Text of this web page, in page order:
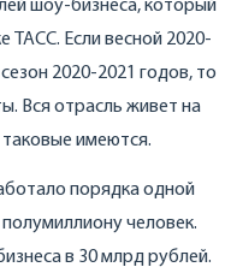
шоу-бизнеса, который
ТАСС. Если весной 2020-
2020-2021 годов, то
Вся отрасль живет на
имеются.
порядка одной
человек.
в 30 млрд рублей.